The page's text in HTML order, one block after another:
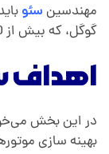
مهندسین سئو
گوگل، که بیش از 200 معیار را شامل می شود، بدانند.
اهداف
در این بخش
بهینه‌ سازی